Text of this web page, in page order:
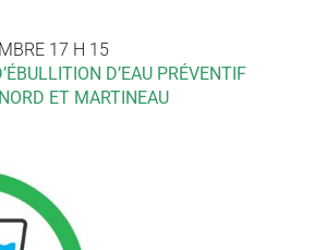
17 H 15
D’EAU PRÉVENTIF
ET MARTINEAU